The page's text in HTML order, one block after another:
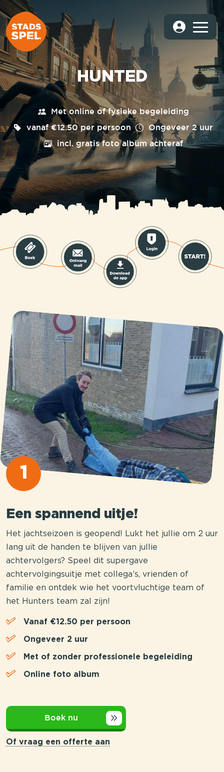
HUNTED
Met online of fysieke begeleiding
vanaf €12.50 per persoon
Ongeveer 2 uur
incl. gratis foto album achteraf
1
Een spannend uitje!
Het jachtseizoen is geopend! Lukt het jullie om 2 uur
lang uit de handen te blijven van jullie
achtervolgers? Speel dit supergave
achtervolgingsuitje met collega’s, vrienden of
familie en ontdek wie het voortvluchtige team of
het Hunters team zal zijn!
Vanaf €12.50 per persoon
Ongeveer 2 uur
Met of zonder professionele begeleiding
Online foto album
Boek nu
Of vraag een offerte aan